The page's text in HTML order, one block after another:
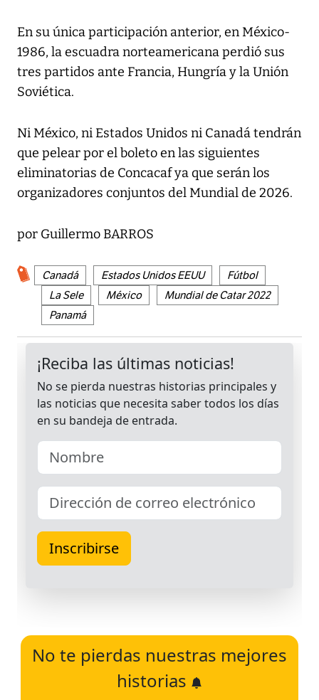
En su única participación anterior, en México-
1986, la escuadra norteamericana perdió sus
tres partidos ante Francia, Hungría y la Unión
Soviética.
Ni México, ni Estados Unidos ni Canadá tendrán
que pelear por el boleto en las siguientes
eliminatorias de Concacaf ya que serán los
organizadores conjuntos del Mundial de 2026.
por Guillermo BARROS
Canadá Estados Unidos EEUU
Fútbol
La Sele
México
Mundial de Catar 2022
Panamá
No te pierdas nuestras mejores
historias